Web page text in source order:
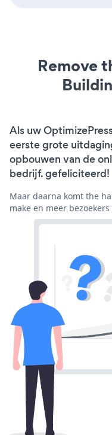
Remove
Als uw
eerste grote
opbouwen van de
bedrijf. gefeliciteerd!
Maar daarna komt the
make en meer